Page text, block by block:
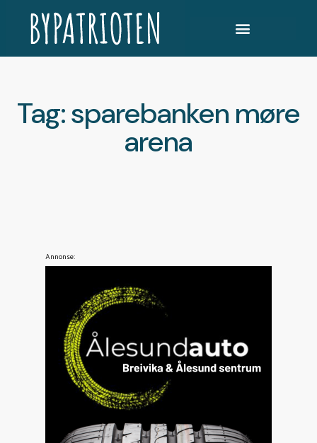
Tag: sparebanken møre
arena
Annonse: